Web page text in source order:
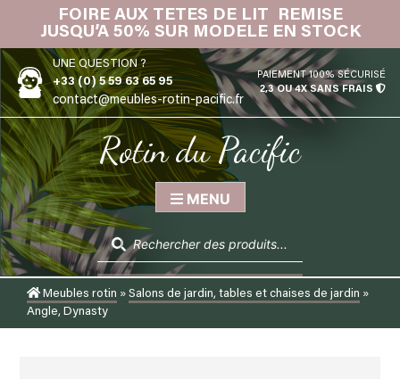
content
FOIRE AUX TETES DE LIT REMISE
JUSQU’A 50% SUR MODELE EN STOCK
UNE QUESTION ?
+33 (0) 5 59 63 65 95
contact@meubles-rotin-pacific.fr
PAIEMENT 100% SÉCURISÉ
2,3 OU 4X SANS FRAIS
Rotin du Pacific
MENU
Recherche
de
produits
Meubles rotin » Salons de jardin, tables et chaises de jardin »
Angle, Dynasty